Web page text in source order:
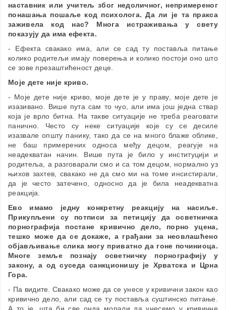
наставник или учитељ због недоличног, непримереног
понашања пошаље код психолога. Да ли је та пракса
заживела код нас? Многа истраживања у свету
показују да има ефекта.
- Ефекта свакако има, али се сад ту поставља питање
колико родитељи имају поверења и колико постоји оно што
се зове презаштићеност деце.
Моје дете није криво.
- Моје дете није криво, моје дете је у праву, моје дете је
изазивано. Више пута сам то чуо, али има још једна ствар
која је врло битна. На такве ситуације не треба реаговати
панично. Често су неке ситуације које су се десиле
изазвале општу панику, тако да се на много блаже облике,
не баш примерених односа међу децом, реагује на
неадекватан начин. Више пута је било у институцији и
родитеља, а разговарали смо и са том децом, нормално уз
њихов захтев, свакако не да смо ми на томе инсистирали,
да је често затечено, односно да је била неадекватна
реакција.
Ево имамо једну конкретну реакцију на насиље.
Прикупљени су потписи за петицију да осветничка
порнографија постане кривично дело, порно уцена,
тешко може да се докаже, а грађани за неовлашћено
објављивање слика могу приватно да гоне починиоца.
Многе земље познају осветничку порнографију у
закону, а од суседа санкционишу је Хрватска и Црна
Гора.
- Па видите. Свакако може да се унесе у кривични закон као
кривично дело, али сад се ту поставља суштинско питање.